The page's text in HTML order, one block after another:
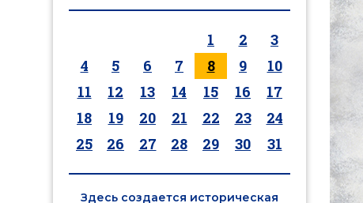
1 2
3
4
5 6 7 8 9
10
11
12 13 14 15 16
17
18
19 20 21 22 23
24
25
26 27 28 29 30 31
Здесь создается историческая